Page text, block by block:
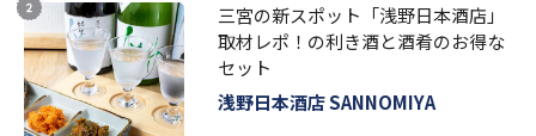
三宮の新スポット「浅野日本酒店」
取材レポ！の利き酒と酒肴のお得な
セット
浅野日本酒店 SANNOMIYA